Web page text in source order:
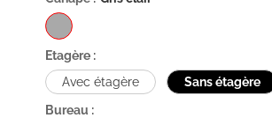
Etagère :
Avec étagère
Sans étagère
Bureau :